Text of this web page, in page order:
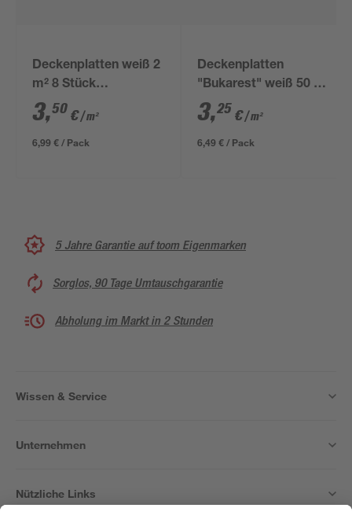
Deckenplatten weiß 2
m² 8 Stück
"Hamburg"
3,50 €/ m²
6,99 € / Pack
Deckenplatten
"Bukarest" weiß 50 x
50 cm 8 Stück
3,25 €/ m²
6,49 € / Pack
5 Jahre Garantie auf toom Eigenmarken
Sorglos, 90 Tage Umtauschgarantie
Abholung im Markt in 2 Stunden
Wissen & Service
Unternehmen
Nützliche Links